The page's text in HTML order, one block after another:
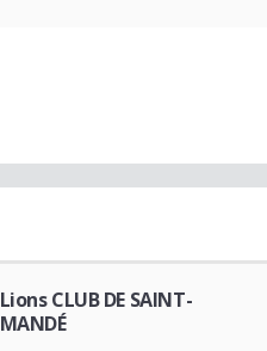
Lions CLUB DE SAINT-
MANDÉ